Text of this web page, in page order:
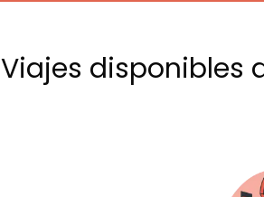
Viajes disponibles